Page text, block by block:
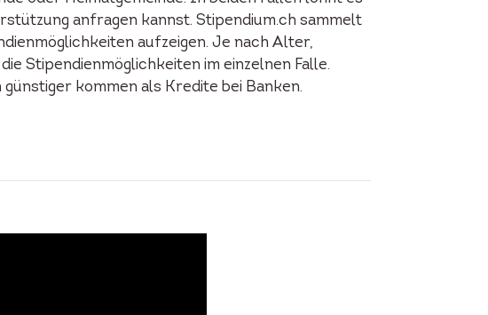
anfragen kannst. Stipendium.ch sammelt
aufzeigen. Je nach Alter,
Stipendienmöglichkeiten im einzelnen Falle.
kommen als Kredite bei Banken.